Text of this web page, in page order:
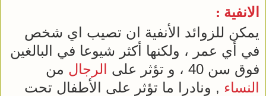
الانفية :
يمكن للزوائد الأنفية ان تصيب اي شخص
في أي عمر ، ولكنها أكثر شيوعا في البالغين
فوق سن 40 ، و تؤثر على
الرجال من
النساء , ونادرا ما تؤثر على الأطفال تحت